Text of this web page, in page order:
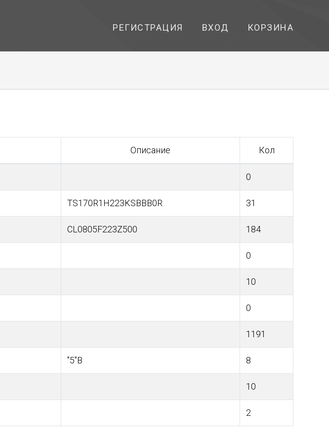
РЕГИСТРАЦИЯ ВХОД КОРЗИНА
Описание Кол
0
TS170R1H223KSBBB0R 31
CL0805F223Z500 184
0
10
0
1191
"5"В 8
10
2